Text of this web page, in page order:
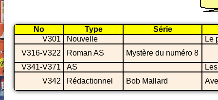
No Type
Série
V301
Nouvelle
Le
V316-V322
Roman AS
Mystère du numéro 8
V341-V371
AS
V342
Rédactionnel Bob Mallard